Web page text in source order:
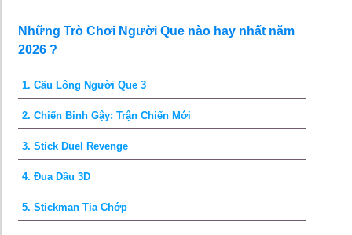
Những Trò Chơi Người Que nào hay nhất năm
2026 ?
1. Cầu Lông Người Que 3
2. Chiến Binh Gậy: Trận Chiến Mới
3. Stick Duel Revenge
4. Đua Dầu 3D
5. Stickman Tia Chớp